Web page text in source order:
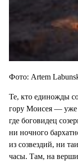
Фото: Artem
Те, кто единожды
гору Моисея — уже
где боговидец
ни ночного
из созвездий, ни
часы. Там, на